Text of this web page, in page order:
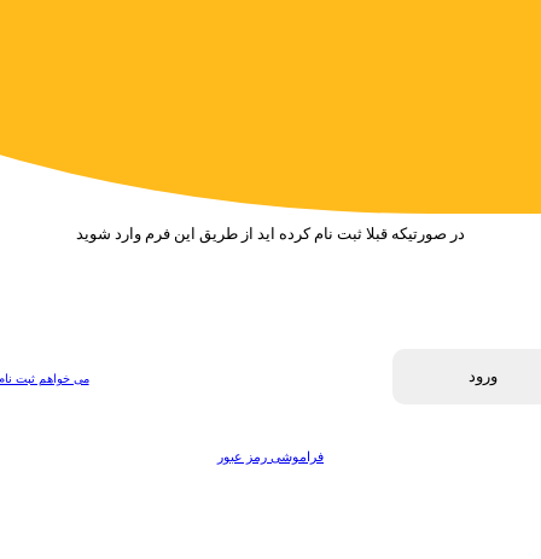
در صورتیکه قبلا ثبت نام کرده اید از طریق این فرم وارد شوید
می خواهم ثبت ورود
فراموشی رمز عبور